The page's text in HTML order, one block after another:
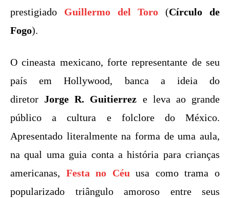
prestigiado Guillermo del Toro (Círculo de
Fogo).
O cineasta mexicano, forte representante de seu
país em Hollywood, banca a ideia do
diretorJorge R. Guitierrez e leva ao grande
público a cultura e folclore do México.
Apresentado literalmente na forma de uma aula,
na qual uma guia conta a história para crianças
americanas, Festa no Céuusa como trama o
popularizado triângulo amoroso entre seus